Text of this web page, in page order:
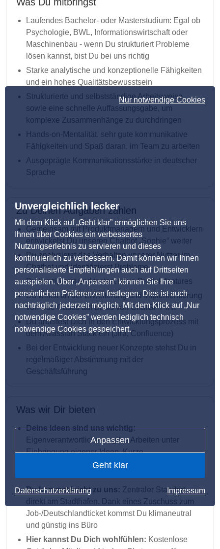
Nur notwendige Cookies
Unvergleichlich lecker
Mit dem Klick auf „Geht klar” ermöglichen Sie uns
Ihnen über Cookies ein verbessertes
Nutzungserlebnis zu servieren und dieses
kontinuierlich zu verbessern. Damit können wir Ihnen
personalisierte Empfehlungen auch auf Drittseiten
ausspielen. Über „Anpassen” können Sie Ihre
persönlichen Präferenzen festlegen. Dies ist auch
nachträglich jederzeit möglich. Mit dem Klick auf „Nur
notwendige Cookies” werden lediglich technisch
notwendige Cookies gespeichert.
Anpassen
Geht klar
Datenschutzerklärung Impressum
Laufendes Bachelor- oder Masterstudium: Egal ob
Psychologie, BWL, Informationswirtschaft oder
Maschinenbau - wenn Du strukturiert Probleme
lösen kannst, bist Du bei uns richtig
Starke analytische und konzeptionelle Fähigkeiten
und ein hohes Qualitätsbewusstsein
Strukturierte und selbstständige Arbeitsweise
sowie eine schnelle Auffassungsgabe, um
komplexe Zusammenhänge zu durchdringen
Hands-on-Mentalität, sehr gute kommunikative
Fähigkeiten und Spaß daran, im Team zu arbeiten
Ausgeprägte Kommunikationsstärke in deutscher
Sprache
Zu Deinen Aufgaben zählen
Gemeinsam mit Produktmanagern und Entwicklern
entwickelst Du unseren Chatbot „Sophie“ weiter
Du analysierst das Verhalten unserer Nutzer im
Chatbot und identifizierst Probleme
Du konzipierst und testest neue Produktfeatures
Du wirkst an der Erweiterung und Implementierung
von Use Cases auf Basis von ChatGPT mit
Du arbeitest Dich in den Entwicklungsprozess mit
dem Atlassian Stack ein (Jira, Confluence)
Bei der Entwicklung neuer Konzepte stehst Du in
regelmäßiger Abstimmung mit der
Geschäftsführung
Was wir Dir bieten
Deine Ideen sind uns wichtig:
Eigenverantwortliches, agiles Arbeiten unter
Einbringung eigener Ideen. Kurze
Entscheidungswege und Releasezyklen sind für
Du kommst leicht zu uns: Zentraler Standort
direkt am Stadthafen. Dank eines Zuschuss zum
Job-/Deutschlandticket kommst Du klimaneutral
und günstig ins Büro
Hier kannst Du Dich wohlfühlen: Kostenlose